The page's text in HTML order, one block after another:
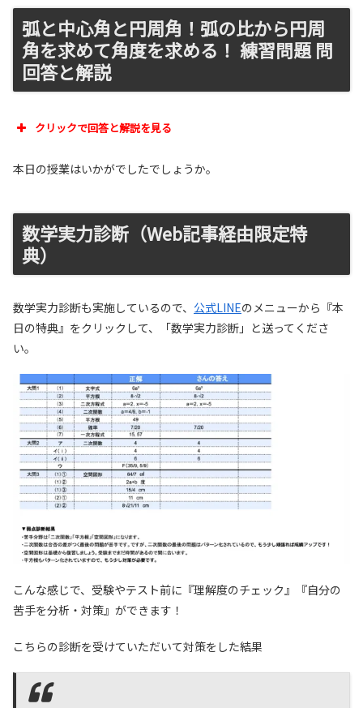
弧と中心角と円周角！弧の比から円周
角を求めて角度を求める！ 練習問題 問
回答と解説
クリックで回答と解説を見る
12等分された弧が6個分のとき、円周角は90度になるこ
とが分かりますよね。
本日の授業はいかがでしたでしょうか。
数学実力診断（Web記事経由限定特
典）
数学実力診断も実施しているので、 公式LINEのメニューから『本
日の特典』をクリックして、「数学実力診断」と送ってくださ
い。
こんな感じで、受験やテスト前に『理解度のチェック』『自分の
苦手を分析・対策』ができます！
こちらの診断を受けていただいて対策をした結果